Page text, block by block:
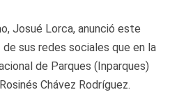
Josué Lorca, anunció este
sus redes sociales que en la
de Parques (Inparques)
Chávez Rodríguez.